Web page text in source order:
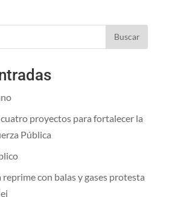
Buscar
proyectos para fortalecer la
Pública
con balas y gases protesta